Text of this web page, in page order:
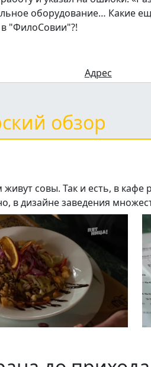
оборудование… Какие
"ФилоСовии"?!
Адрес
обзор
совы. Так и есть, в
в дизайне заведения